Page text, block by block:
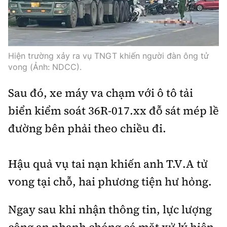
Nhà thầu
Mời thầu - Đấu thầu
Thi viết về GTVT
Gương sáng giao thông
Âm nhạc
Hậu trường sao
360 độ thể thao
Sản phẩm mới
Tư vấn
Thế giới
Thời sự Quốc tế
Hồ sơ tài liệu
Thế giới xây dựng
Đi ++
Du lịch
Lối sống
Ẩm thực
Video
Thời sự
Khám phá
Câu chuyện giao thông
Giải trí - Thể thao
Giấy phép số: 03/GP-BVHTTDL, cấp ngày 1/4/2025.
Hà Nội.
Hiện trường xảy ra vụ TNGT khiến người đàn ông tử
vong (Ảnh: NDCC).
Sau đó, xe máy va chạm với ô tô tải
biển kiểm soát 36R-017.xx đỗ sát mép lề
đường bên phải theo chiều đi.
Hậu quả vụ tai nạn khiến anh T.V.A tử
vong tại chỗ, hai phương tiện hư hỏng.
Ngay sau khi nhận thông tin, lực lượng